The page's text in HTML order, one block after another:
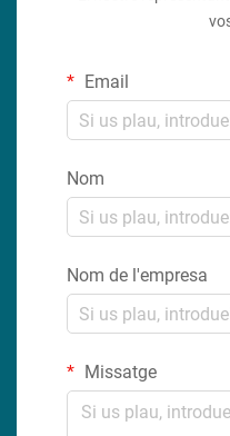
Email
Nom
Nom de l'empresa
Missatge